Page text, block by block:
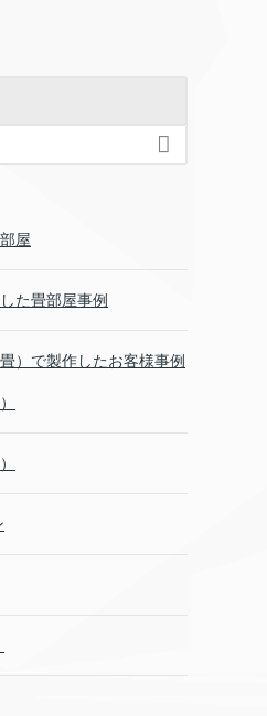

屋
た畳部屋事例
）で製作したお客様事例